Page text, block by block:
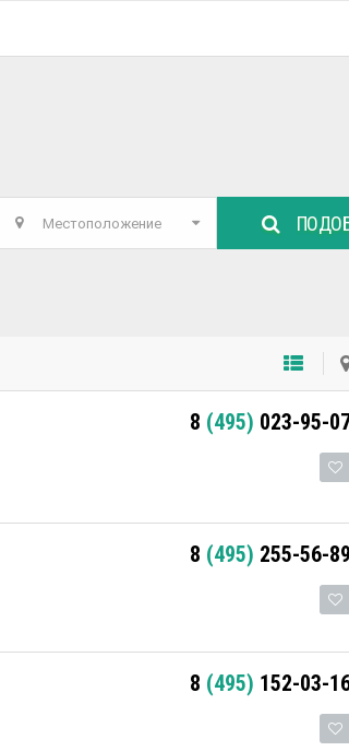
Местоположение
8 (495) 023-95-
8 (495) 255-56-89
8 (495) 152-03-